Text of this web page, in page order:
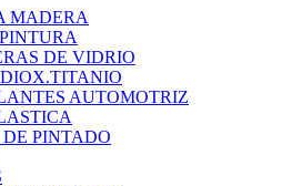
MADERA
DE VIDRIO
AUTOMOTRIZ
PINTADO